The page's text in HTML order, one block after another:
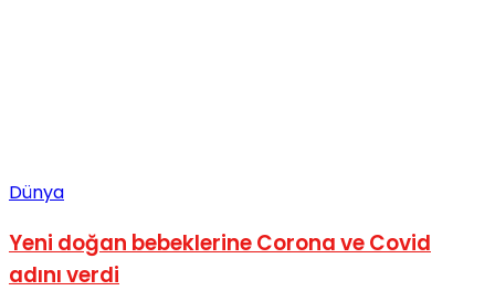
Dünya
Yeni doğan bebeklerine Corona ve Covid
adını verdi